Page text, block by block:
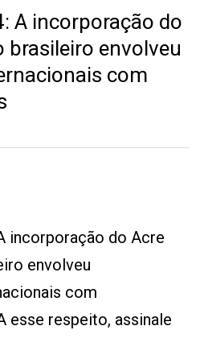
A incorporação do
brasileiro envolveu
com
incorporação do Acre
envolveu
com
esse respeito, assinale